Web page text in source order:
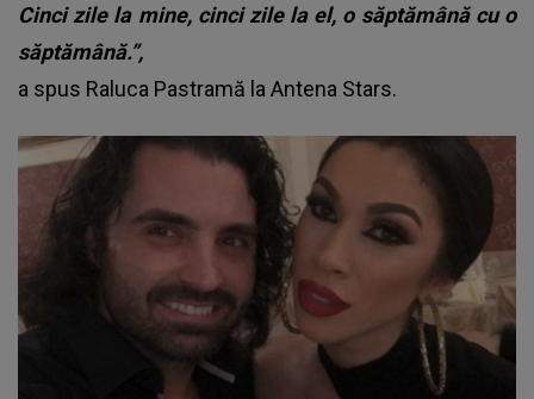
Cinci zile la mine, cinci zile la el, o săptămână cu o
săptămână.”,
a spus Raluca Pastramă la Antena Stars.